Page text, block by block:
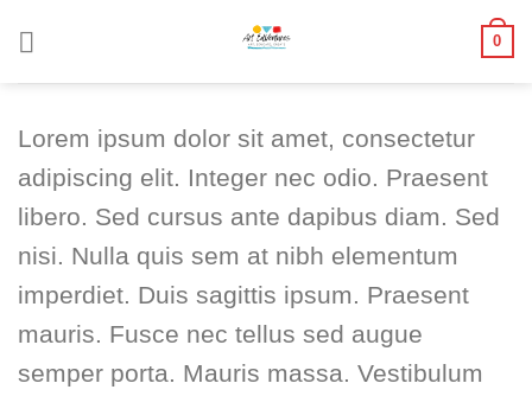
0
Lorem ipsum dolor sit amet, consectetur
adipiscing elit. Integer nec odio. Praesent
libero. Sed cursus ante dapibus diam. Sed
nisi. Nulla quis sem at nibh elementum
imperdiet. Duis sagittis ipsum. Praesent
mauris. Fusce nec tellus sed augue
semper porta. Mauris massa. Vestibulum